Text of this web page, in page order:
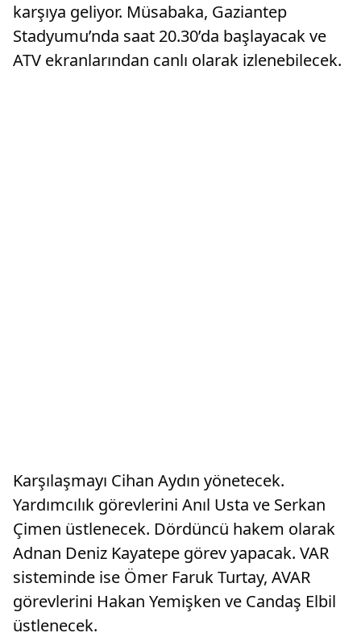
karşıya geliyor. Müsabaka, Gaziantep
Stadyumu’nda saat 20.30’da başlayacak ve
ATV ekranlarından canlı olarak izlenebilecek.
Karşılaşmayı Cihan Aydın yönetecek.
Yardımcılık görevlerini Anıl Usta ve Serkan
Çimen üstlenecek. Dördüncü hakem olarak
Adnan Deniz Kayatepe görev yapacak. VAR
sisteminde ise Ömer Faruk Turtay, AVAR
görevlerini Hakan Yemişken ve Candaş Elbil
üstlenecek.